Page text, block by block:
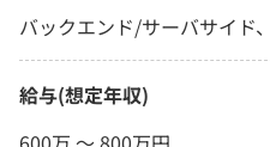
バックエンド/サーバサイド
給与(想定年収)